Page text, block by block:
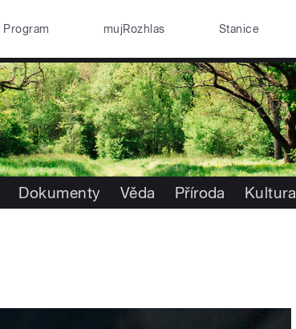
Program mujRozhlas Stanice
Dokumenty Věda Příroda Kultura